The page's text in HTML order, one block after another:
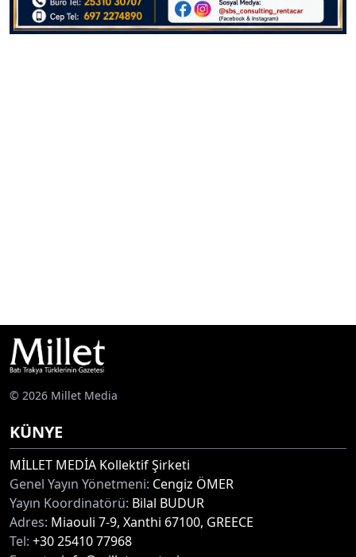
© 2026 Millet Media
KÜNYE
MİLLET MEDİA Kollektif Şirketi
Genel Yayın Yönetmeni: Cengiz ÖMER
Yayın Koordinatörü: Bilal BUDUR
Adres: Miaouli 7-9, Xanthi 67100, GREECE
Tel: +30 25410 77968